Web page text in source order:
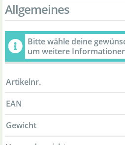
Allgemeines
Bitte wähle deine
um weitere
Artikelnr.
EAN
Gewicht